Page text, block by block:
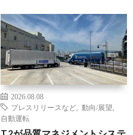
2026.08.08
プレスリリースなど
動向/展望
自動運転